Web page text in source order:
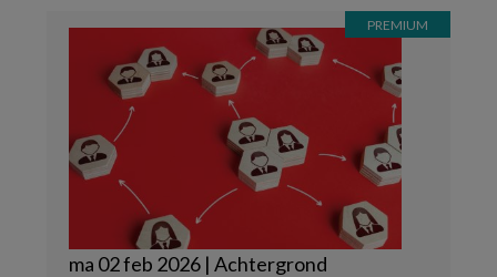
ma 02 feb 2026 | Achtergrond